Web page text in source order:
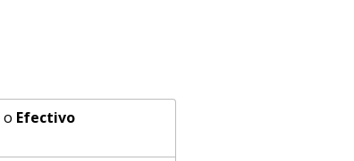
o Efectivo